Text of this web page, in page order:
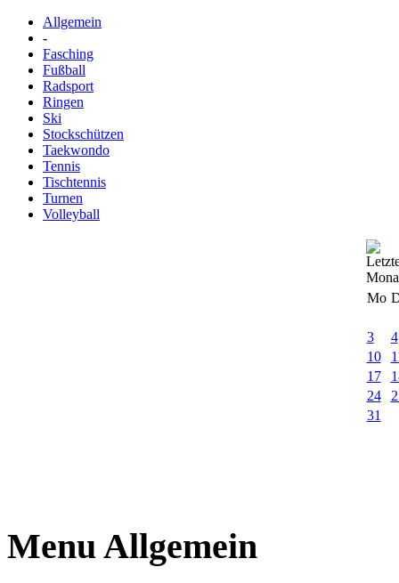
Allgemein
-
Fasching
Fußball
Radsport
Ringen
Ski
Stockschützen
Taekwondo
Tennis
Tischtennis
Turnen
Volleyball
Mo
3
4
10
17
24
31
Menu Allgemein